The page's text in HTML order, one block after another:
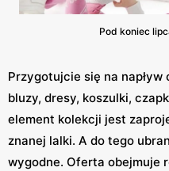
Pod koniec
Przygotujcie się na
bluzy, dresy, koszulki,
element kolekcji jest
znanej lalki. A do tego
wygodne. Oferta obejmuje